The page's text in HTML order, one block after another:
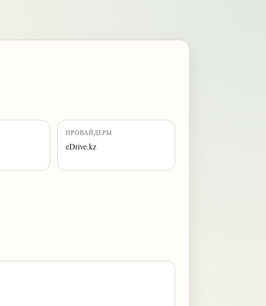
ПРОВАЙДЕРЫ
eDrive.kz